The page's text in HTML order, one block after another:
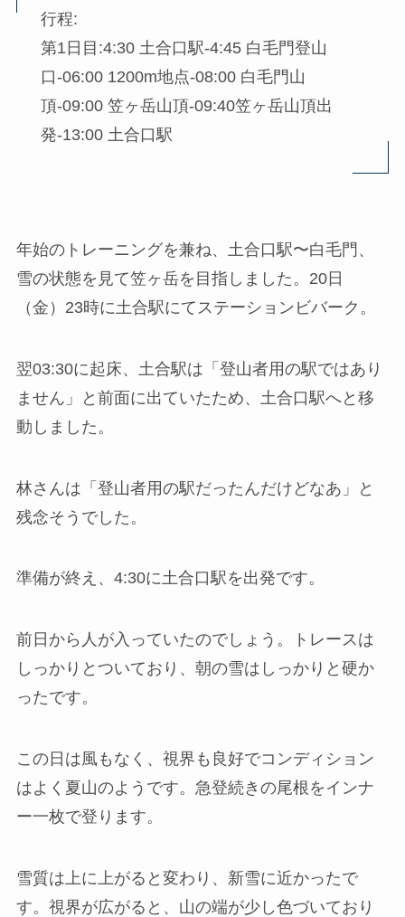
行程:
第1日目:4:30 土合口駅-4:45 白毛門登山
口-06:00 1200m地点-08:00 白毛門山
頂-09:00 笠ヶ岳山頂-09:40笠ヶ岳山頂出
発-13:00 土合口駅
年始のトレーニングを兼ね、土合口駅〜白毛門、
雪の状態を見て笠ヶ岳を目指しました。20日
（金）23時に土合駅にてステーションビバーク。
翌03:30に起床、土合駅は「登山者用の駅ではあり
ません」と前面に出ていたため、土合口駅へと移
動しました。
林さんは「登山者用の駅だったんだけどなあ」と
残念そうでした。
準備が終え、4:30に土合口駅を出発です。
前日から人が入っていたのでしょう。トレースは
しっかりとついており、朝の雪はしっかりと硬か
ったです。
この日は風もなく、視界も良好でコンディション
はよく夏山のようです。急登続きの尾根をインナ
ー一枚で登ります。
雪質は上に上がると変わり、新雪に近かったで
す。視界が広がると、山の端が少し色づいており